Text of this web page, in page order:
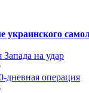
украинского
на удар
дневная операция